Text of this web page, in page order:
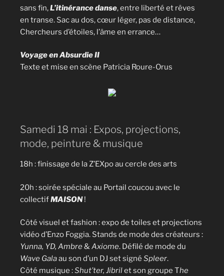
sans fin,L’itinérance danse, entre liberté et rêves
en transe. Sac au dos, cœur léger, pas de distance,
Chercheurs d’étoiles, l’âme en errance…
Voyage en Absurdie II
Texte et mise en scène Patricia Roure-Orus
Samedi 18 mai : Expos, projections,
mode, peinture & musique
18h : finissage de la Z’EXpo au cercle des arts
20h : soirée spéciale au Portail coucou avec le
collectifMAISON!
Côté visuel et fashion : expo de toiles et projections
vidéo d’Enzo Foggia. Stands de mode des créateurs :
Yunna, YD, Ambre&Axiome. Défilé de mode du
Wave Galaau son d’un DJ set signé Spleer.
Côté musique :Shut’ter, Jibrilet son groupe The